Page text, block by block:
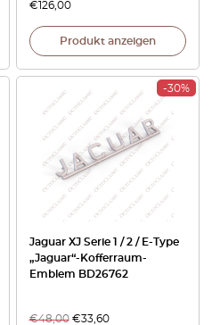
€126,00
Produkt anzeigen
-30%
Jaguar XJ Serie 1 / 2 / E-Type
„Jaguar“-Kofferraum-
Emblem BD26762
€48,00 €33,60